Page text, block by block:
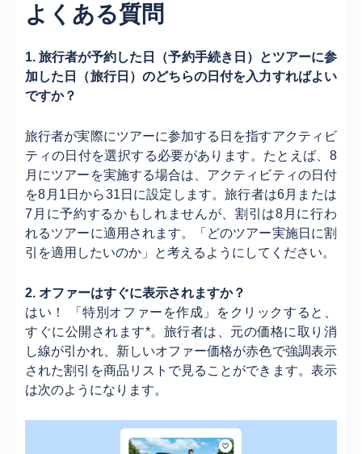
よくある質問
1. 旅行者が予約した日（予約手続き日）とツアーに参
加した日（旅行日）のどちらの日付を入力すればよい
ですか？
旅行者が実際にツアーに参加する日を指すアクティビ
ティの日付を選択する必要があります。たとえば、8
月にツアーを実施する場合は、アクティビティの日付
を8月1日から31日に設定します。旅行者は6月または
7月に予約するかもしれませんが、割引は8月に行わ
れるツアーに適用されます。「どのツアー実施日に割
引を適用したいのか」と考えるようにしてください。
2. オファーはすぐに表示されますか？
はい！ 「特別オファーを作成」をクリックすると、
すぐに公開されます*。旅行者は、元の価格に取り消
し線が引かれ、新しいオファー価格が赤色で強調表示
された割引を商品リストで見ることができます。表示
は次のようになります。